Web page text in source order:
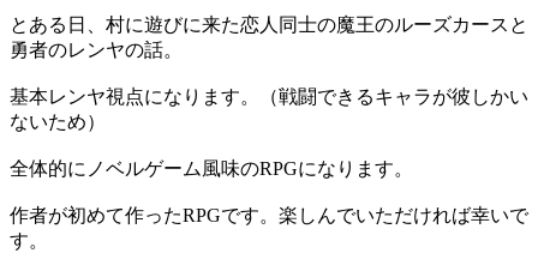
とある日、村に遊びに来た恋人同士の魔王のルーズカースと
勇者のレンヤの話。
基本レンヤ視点になります。（戦闘できるキャラが彼しかい
ないため）
全体的にノベルゲーム風味のRPGになります。
作者が初めて作ったRPGです。楽しんでいただければ幸いで
す。